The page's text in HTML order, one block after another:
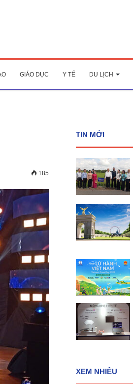
GIÁO DỤC Y TẾ DU LỊCH
185
TIN MỚI
XEM NHIỀU